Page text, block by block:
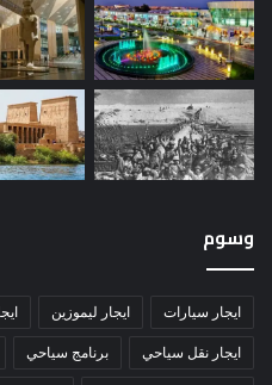
وسوم
ايجار سيارات ايجار ليموزين
ايجار نقل سياحي برنامج سياحي